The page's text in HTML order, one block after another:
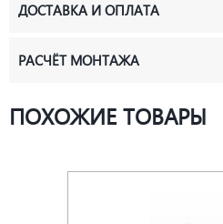
ДОСТАВКА И ОПЛАТА
РАСЧЁТ МОНТАЖА
ПОХОЖИЕ ТОВАРЫ